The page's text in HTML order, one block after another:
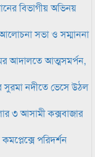
বিভাগীয় অভিনয়
সভা ও সম্মাননা
আদালতে আত্মসমর্পন,
সুরমা নদীতে ভেসে উঠল
৩ আসামী কক্সবাজার
পরিদর্শন